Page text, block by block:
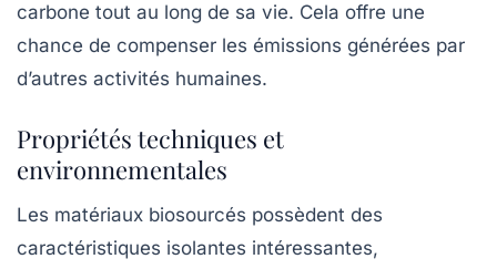
carbone tout au long de sa vie. Cela offre une
chance de compenser les émissions générées par
d’autres activités humaines.
Propriétés techniques et
environnementales
Les matériaux biosourcés possèdent des
caractéristiques isolantes intéressantes,